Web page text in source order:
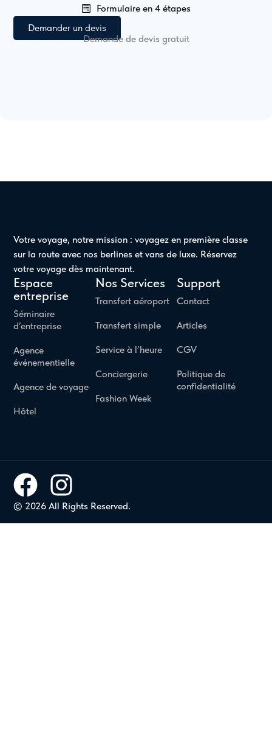
Formulaire en 4 étapes
Demander un devis
Demande de devis gratuit
Votre voyage, notre mission : voyagez en première classe
sur la route avec nos berlines et vans de luxe. Réservez
votre voyage dès maintenant.
Espace
entreprise
Séminaire
d’entreprise
Agence
événementielle
Agence de voyage
Hôtel
Nos Services
Transfert aéroport
Transfert simple
Service à l’heure
Conciergerie
Fashion Week
Support
Contact
Articles
CGV
Politique de
confidentialité
© 2026 All Rights Reserved.